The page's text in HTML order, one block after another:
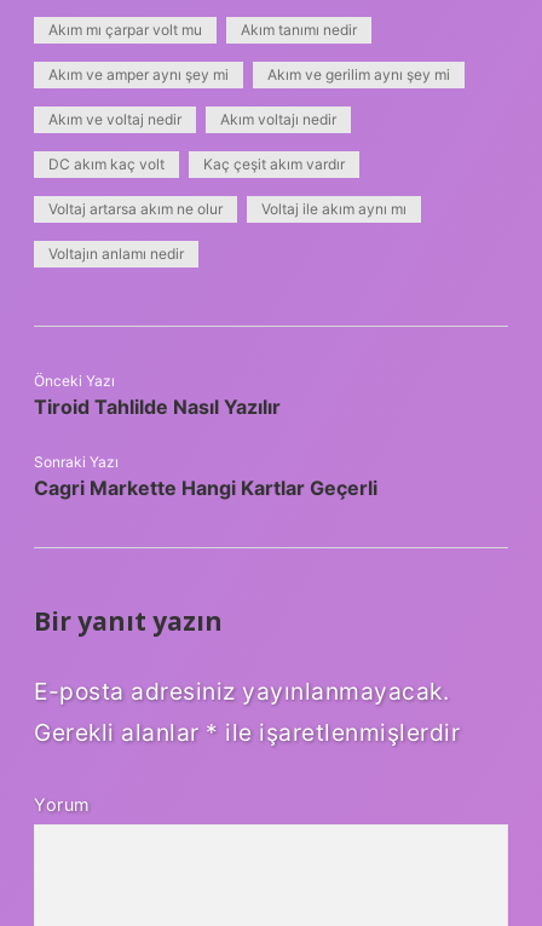
Akım mı çarpar volt mu Akım tanımı nedir
Akım ve amper aynı şey mi Akım ve gerilim aynı şey mi
Akım ve voltaj nedir Akım voltajı nedir
DC akım kaç volt Kaç çeşit akım vardır
Voltaj artarsa akım ne olur Voltaj ile akım aynı mı
Voltajın anlamı nedir
Önceki Yazı
Tiroid Tahlilde Nasıl Yazılır
Sonraki Yazı
Cagri Markette Hangi Kartlar Geçerli
Bir yanıt yazın
E-posta adresiniz yayınlanmayacak.
Gerekli alanlar * ile işaretlenmişlerdir
Yorum